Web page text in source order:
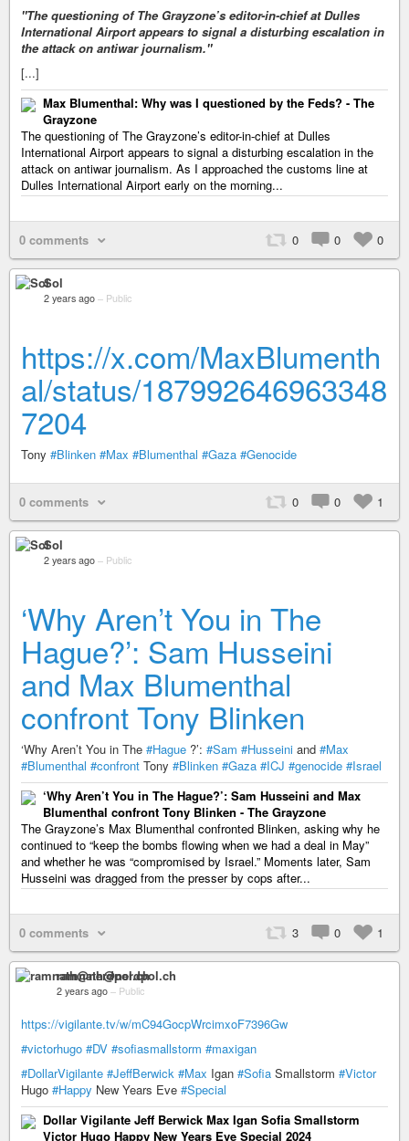
"The questioning of The Grayzone’s editor-in-chief at Dulles
International Airport appears to signal a disturbing escalation in
the attack on antiwar journalism."
[...]
Max Blumenthal: Why was I questioned by the Feds? - The
Grayzone
The questioning of The Grayzone’s editor-in-chief at Dulles
International Airport appears to signal a disturbing escalation in the
attack on antiwar journalism. As I approached the customs line at
Dulles International Airport early on the morning...
0 comments 0 0 0
Sol
2 years ago – Public
https://x.com/MaxBlumenth
al/status/187992646963348
7204
Tony #Blinken #Max #Blumenthal #Gaza #Genocide
0 comments 0 0 1
Sol
2 years ago – Public
‘Why Aren’t You in The
Hague?’: Sam Husseini
and Max Blumenthal
confront Tony Blinken
‘Why Aren’t You in The #Hague ?’: #Sam #Husseini and #Max
#Blumenthal #confront Tony #Blinken #Gaza #ICJ #genocide #Israel
‘Why Aren’t You in The Hague?’: Sam Husseini and Max
Blumenthal confront Tony Blinken - The Grayzone
The Grayzone’s Max Blumenthal confronted Blinken, asking why he
continued to “keep the bombs flowing when we had a deal in May”
and whether he was “compromised by Israel.” Moments later, Sam
Husseini was dragged from the presser by cops after...
0 comments 3 0 1
ramnath@nerdpol.ch
2 years ago – Public
https://vigilante.tv/w/mC94GocpWrcimxoF7396Gw
#victorhugo #DV #sofiasmallstorm #maxigan
#DollarVigilante #JeffBerwick #Max Igan #Sofia Smallstorm #Victor
Hugo #Happy New Years Eve #Special
Dollar Vigilante Jeff Berwick Max Igan Sofia Smallstorm
Victor Hugo Happy New Years Eve Special 2024